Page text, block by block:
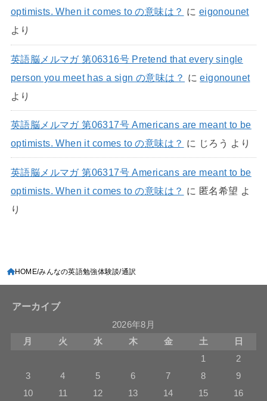
optimists. When it comes to の意味は？ に eigonounet
より
英語脳メルマガ 第06316号 Pretend that every single
person you meet has a sign の意味は？ にeigonounet
より
英語脳メルマガ 第06317号 Americans are meant to be
optimists. When it comes to の意味は？ に じろう より
英語脳メルマガ 第06317号 Americans are meant to be
optimists. When it comes to の意味は？ に 匿名希望 よ
り
HOME みんなの英語勉強体験談 通訳
アーカイブ
2026年8月
月
火 水 木 金 土
日
1
2
3
4 5 6 7 8
9
10
11 12 13 14 15 16